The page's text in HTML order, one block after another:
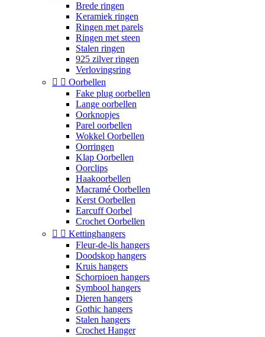
Brede ringen
Keramiek ringen
Ringen met parels
Ringen met steen
Stalen ringen
925 zilver ringen
Verlovingsring
  Oorbellen
Fake plug oorbellen
Lange oorbellen
Oorknopjes
Parel oorbellen
Wokkel Oorbellen
Oorringen
Klap Oorbellen
Oorclips
Haakoorbellen
Macramé Oorbellen
Kerst Oorbellen
Earcuff Oorbel
Crochet Oorbellen
  Kettinghangers
Fleur-de-lis hangers
Doodskop hangers
Kruis hangers
Schorpioen hangers
Symbool hangers
Dieren hangers
Gothic hangers
Stalen hangers
Crochet Hanger